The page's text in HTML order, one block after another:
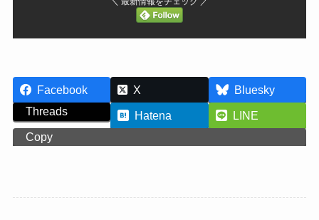
Facebook X
Bluesky
Threads
Hatena
LINE
Copy